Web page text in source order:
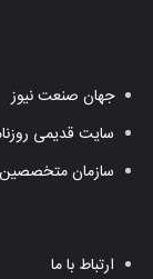
جهان صنعت نیوز
سایت قدیمی
سازمان متخصصین
ارتباط با ما